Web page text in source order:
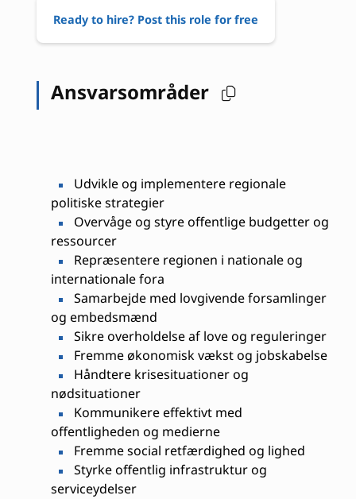
Ready to hire? Post this role for free
Ansvarsområder
Udvikle og implementere regionale
politiske strategier
Overvåge og styre offentlige budgetter og
ressourcer
Repræsentere regionen i nationale og
internationale fora
Samarbejde med lovgivende forsamlinger
og embedsmænd
Sikre overholdelse af love og reguleringer
Fremme økonomisk vækst og jobskabelse
Håndtere krisesituationer og
nødsituationer
Kommunikere effektivt med
offentligheden og medierne
Fremme social retfærdighed og lighed
Styrke offentlig infrastruktur og
serviceydelser